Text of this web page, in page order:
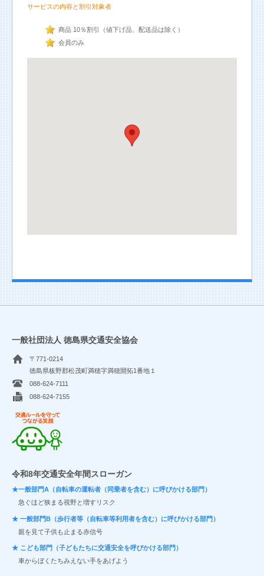
サービスの内容と割引対象者
商品 10％割引（値下げ品、配送品は除く）
会員のみ
一般社団法人 徳島県交通安全協会
〒771-0214
徳島県板野郡松茂町満穂字満穂開拓1番地１
088-624-7111
088-624-7155
令和8年交通安全年間スローガン
★一般部門A（自転車の運転者（同乗者を含む）に呼びかける部門）
急ぐほど狭まる視野と増すリスク
★ 一般部門B（歩行者等（自転車等利用者を含む）に呼びかける部門）
親を見て子供も止まる赤信号
★ こども部門（子どもたちに交通安全を呼びかける部門）
車からぼくたちみえない手をあげよう